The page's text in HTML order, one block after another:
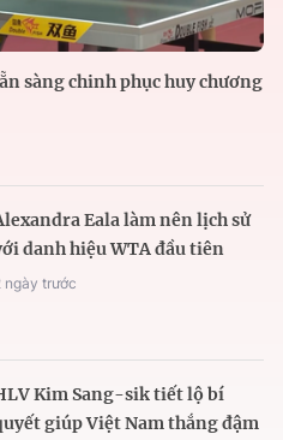
sàng chinh phục huy chương
Eala làm nên lịch sử
danh hiệu WTA đầu tiên
ngày trước
Kim Sang-sik tiết lộ bí
giúp Việt Nam thắng đậm